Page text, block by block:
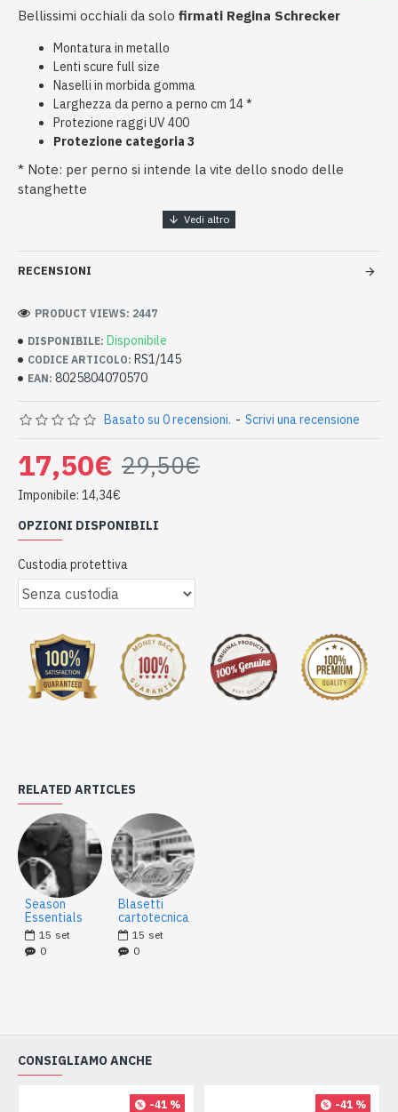
Bellissimi occhiali da solo firmati Regina Schrecker
Montatura in metallo
Lenti scure full size
Naselli in morbida gomma
Larghezza da perno a perno cm 14 *
Protezione raggi UV 400
Protezione categoria 3
* Note: per perno si intende la vite dello snodo delle
stanghette
RECENSIONI
DISPONIBILE: Disponibile
CODICE ARTICOLO: RS1/145
EAN: 8025804070570
PRODUCT VIEWS: 2447
Basato su 0 recensioni. - Scrivi una recensione
17,50€ 29,50€
Imponibile: 14,34€
OPZIONI DISPONIBILI
Custodia protettiva
RELATED ARTICLES
Season
Essentials
15 set
0
Blasetti
cartotecnica
15 set
0
CONSIGLIAMO ANCHE
-41 % -41 %